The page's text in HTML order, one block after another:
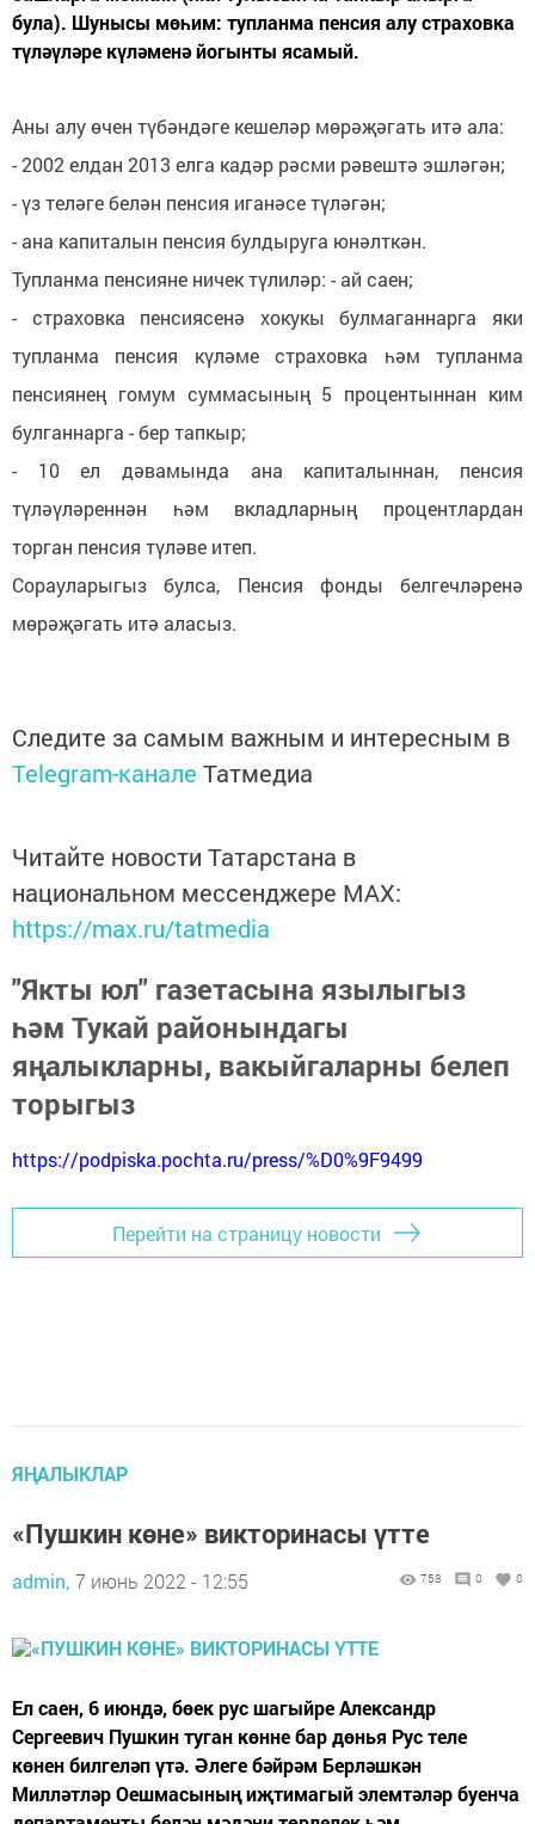
була). Шунысы мөһим: тупланма пенсия алу страховка
түләүләре күләменә йогынты ясамый.
Аны алу өчен түбәндәге кешеләр мөрәҗәгать итә ала:
- 2002 елдан 2013 елга кадәр рәсми рәвештә эшләгән;
- үз теләге белән пенсия иганәсе түләгән;
- ана капиталын пенсия булдыруга юнәлткән.
Тупланма пенсияне ничек түлиләр: - ай саен;
- страховка пенсиясенә хокукы булмаганнарга яки
тупланма пенсия күләме страховка һәм тупланма
пенсиянең гомум суммасының 5 процентыннан ким
булганнарга - бер тапкыр;
- 10 ел дәвамында ана капиталыннан, пенсия
түләүләреннән һәм вкладларның процентлардан
торган пенсия түләве итеп.
Сорауларыгыз булса, Пенсия фонды белгечләренә
мөрәҗәгать итә аласыз.
Следите за самым важным и интересным в
Telegram-канале Татмедиа
Читайте новости Татарстана в
национальном мессенджере MАХ:
https://max.ru/tatmedia
"Якты юл" газетасына язылыгыз
һәм Тукай районындагы
яңалыкларны, вакыйгаларны белеп
торыгыз
https://podpiska.pochta.ru/press/%D0%9F9499
Перейти на страницу новости
ЯҢАЛЫКЛАР
«Пушкин көне» викторинасы үтте
admin, 7 июнь 2022 - 12:55 758 0 0
Ел саен, 6 июндә, бөек рус шагыйре Александр
Сергеевич Пушкин туган көнне бар дөнья Рус теле
көнен билгеләп үтә. Әлеге бәйрәм Берләшкән
Милләтләр Оешмасының иҗтимагый элемтәләр буенча